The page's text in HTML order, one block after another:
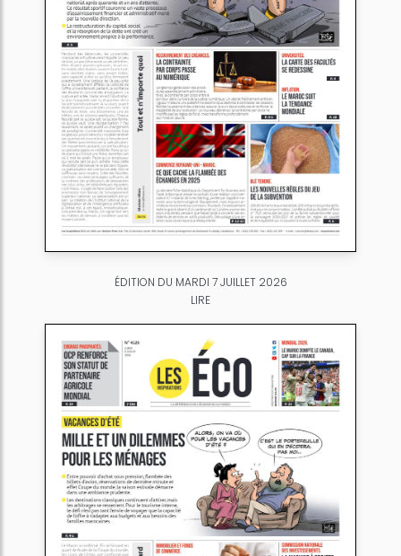
ÉDITION DU MARDI 7 JUILLET 2026
LIRE